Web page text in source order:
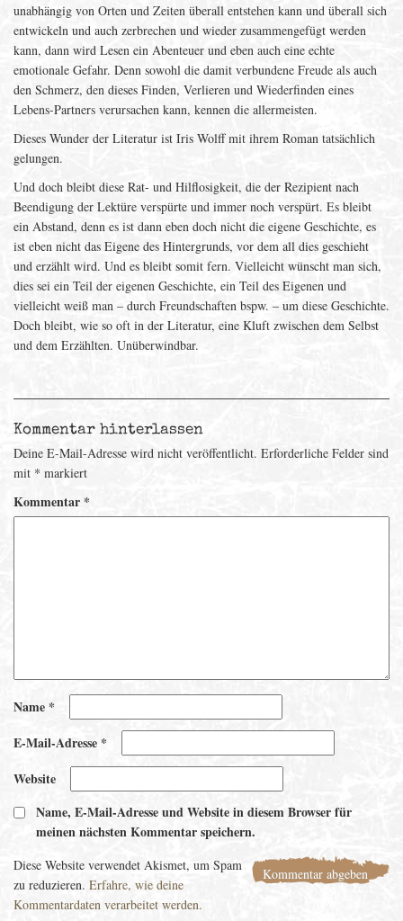
unabhängig von Orten und Zeiten überall entstehen kann und überall sich
entwickeln und auch zerbrechen und wieder zusammengefügt werden
kann, dann wird Lesen ein Abenteuer und eben auch eine echte
emotionale Gefahr. Denn sowohl die damit verbundene Freude als auch
den Schmerz, den dieses Finden, Verlieren und Wiederfinden eines
Lebens-Partners verursachen kann, kennen die allermeisten.
Dieses Wunder der Literatur ist Iris Wolff mit ihrem Roman tatsächlich
gelungen.
Und doch bleibt diese Rat- und Hilflosigkeit, die der Rezipient nach
Beendigung der Lektüre verspürte und immer noch verspürt. Es bleibt
ein Abstand, denn es ist dann eben doch nicht die eigene Geschichte, es
ist eben nicht das Eigene des Hintergrunds, vor dem all dies geschieht
und erzählt wird. Und es bleibt somit fern. Vielleicht wünscht man sich,
dies sei ein Teil der eigenen Geschichte, ein Teil des Eigenen und
vielleicht weiß man – durch Freundschaften bspw. – um diese Geschichte.
Doch bleibt, wie so oft in der Literatur, eine Kluft zwischen dem Selbst
und dem Erzählten. Unüberwindbar.
Kommentar hinterlassen
Deine E-Mail-Adresse wird nicht veröffentlicht. Erforderliche Felder sind
mit * markiert
Kommentar *
Name *
E-Mail-Adresse*
Website
Name, E-Mail-Adresse und Website in diesem Browser für
meinen nächsten Kommentar speichern.
Diese Website verwendet Akismet, um Spam
zu reduzieren. Erfahre, wie deine
Kommentardaten verarbeitet werden.